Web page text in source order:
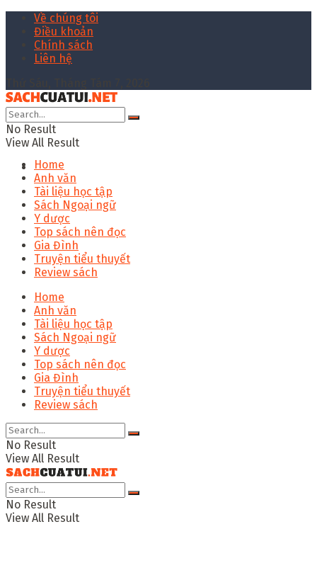
Về chúng tôi
Điều khoản
Chính sách
Liên hệ
No Result
View All Result
Home
Anh văn
Tài liệu học tập
Sách Ngoại ngữ
Y dược
Top sách nên đọc
Gia Đình
Truyện tiểu thuyết
Review sách
Home
Anh văn
Tài liệu học tập
Sách Ngoại ngữ
Y dược
Top sách nên đọc
Gia Đình
Truyện tiểu thuyết
Review sách
No Result
View All Result
No Result
View All Result